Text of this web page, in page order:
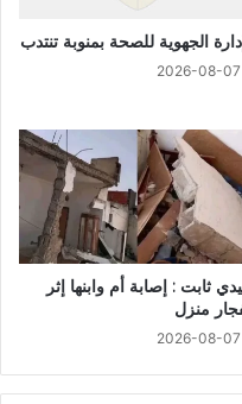
الجهوية للصحة بمنوبة تنتدب
2026-08-07
ثابت : إصابة أم وابنها إثر
منزل
2026-08-07